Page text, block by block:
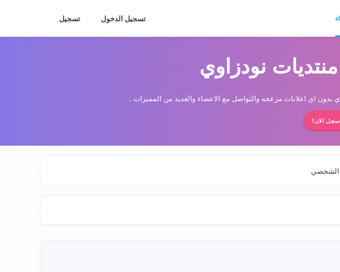
تسجيل الدخول تسجيل
نودزاوي
اي اعلانات مزعجه والتواصل مع الاعضاء والعديد من المميزات .
سجل الان!
الشخصي